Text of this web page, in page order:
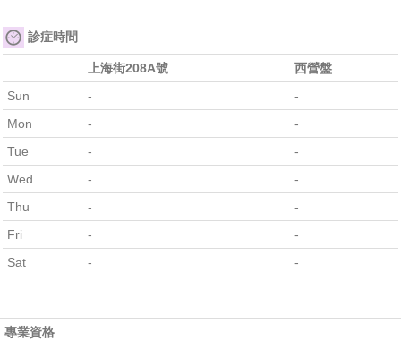
診症時間
上海街208A號
西營盤
Sun
-
-
Mon
-
-
Tue
-
-
Wed
-
-
Thu
-
-
Fri
-
-
Sat
- -
專業資格